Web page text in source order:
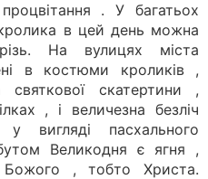
. У багатьох
в цей день можна
На вулицях міста
в костюми кроликів ,
скатертини ,
, і величезна безліч
у вигляді пасхального
Великодня є ягня ,
Божого , тобто Христа.